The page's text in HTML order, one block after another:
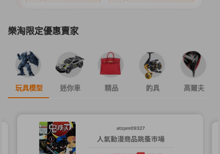
樂淘限定優惠賣家
玩具模型 迷你車 精品 釣具 高爾夫